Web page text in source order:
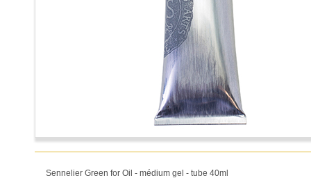
Sennelier Green for Oil - médium gel - tube 40ml